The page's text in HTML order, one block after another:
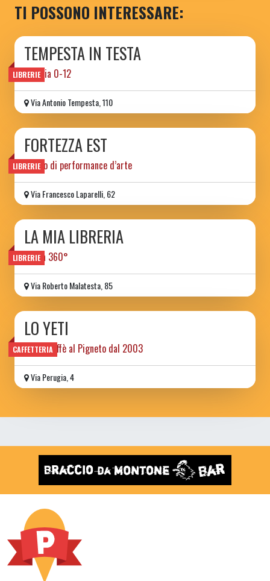
TI POSSONO INTERESSARE:
LIBRERIE
TEMPESTA IN TESTA
libreria 0-12
Via Antonio Tempesta, 110
LIBRERIE
FORTEZZA EST
teatro di performance d’arte
Via Francesco Laparelli, 62
LIBRERIE
LA MIA LIBRERIA
libri a 360°
Via Roberto Malatesta, 85
CAFFETTERIA
LO YETI
libri e caffè al Pigneto dal 2003
Via Perugia, 4